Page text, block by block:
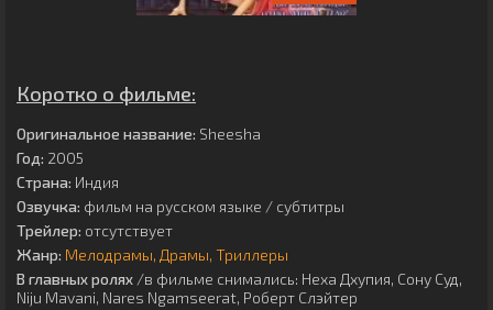
Коротко о фильме:
Оригинальное название: Sheesha
Год: 2005
Страна: Индия
Озвучка: фильм на русском языке / субтитры
Трейлер: отсутствует
Жанр: Мелодрамы Драмы Триллеры
В главных ролях /в фильме снимались: Неха Дхупия, Сону Суд,
Niju Mavani, Nares Ngamseerat, Роберт Слэйтер